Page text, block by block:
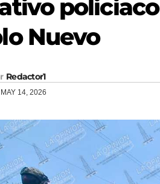
Nuevo
Redactor1
MAY 14, 2026